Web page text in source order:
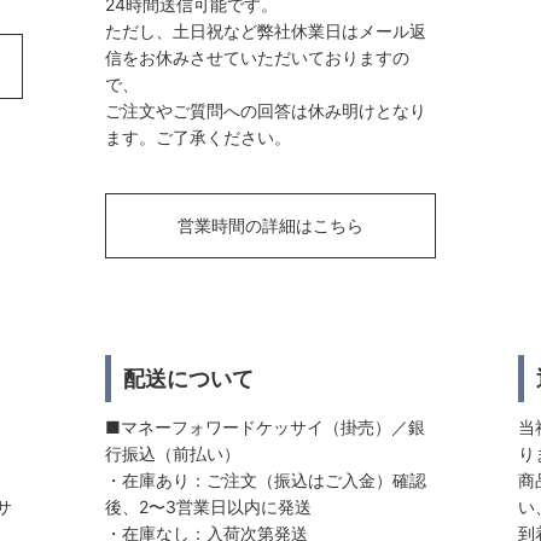
24時間送信可能です。
ただし、土日祝など弊社休業日はメール返
信をお休みさせていただいておりますの
で、
ご注文やご質問への回答は休み明けとなり
ます。ご了承ください。
営業時間の詳細はこちら
配送について
■マネーフォワードケッサイ（掛売）／銀
行振込（前払い）
・在庫あり：ご注文（振込はご入金）確認
後、2〜3営業日以内に発送
・在庫なし：入荷次第発送
当
商
い
到